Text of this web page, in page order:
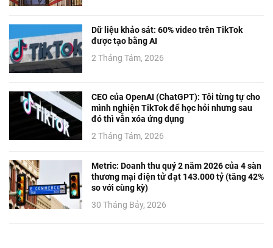
Dữ liệu khảo sát: 60% video trên TikTok
được tạo bằng AI
2 Tháng Tám, 2026
CEO của OpenAI (ChatGPT): Tôi từng tự cho
mình nghiện TikTok để học hỏi nhưng sau
đó thì vẫn xóa ứng dụng
2 Tháng Tám, 2026
Metric: Doanh thu quý 2 năm 2026 của 4 sàn
thương mại điện tử đạt 143.000 tỷ (tăng 42%
so với cùng kỳ)
30 Tháng Bảy, 2026